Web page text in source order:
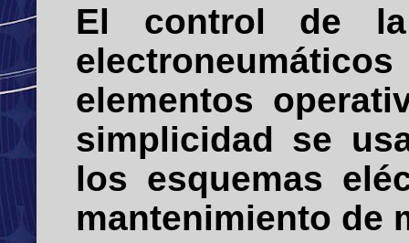
El control de
elementos
simplicidad se
los esquemas
mantenimiento de